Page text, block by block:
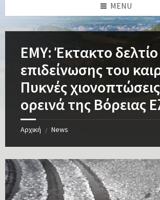
MENU
ΕΜΥ: Έκτακτο δελτίο
επιδείνωσης του
Πυκνές
ορεινά της Βόρειας
Αρχική / News